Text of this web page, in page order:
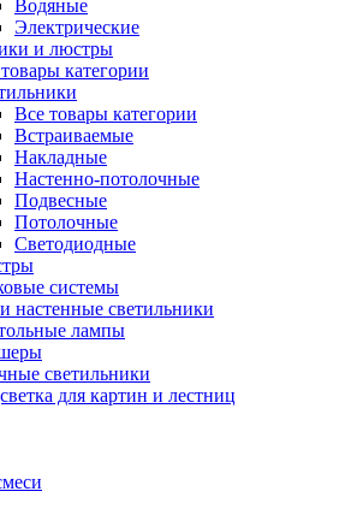
Водяные
Электрические
и люстры
категории
Все товары категории
Встраиваемые
Накладные
Настенно-потолочные
Подвесные
Потолочные
Светодиодные
системы
настенные светильники
лампы
светильники
для картин и лестниц